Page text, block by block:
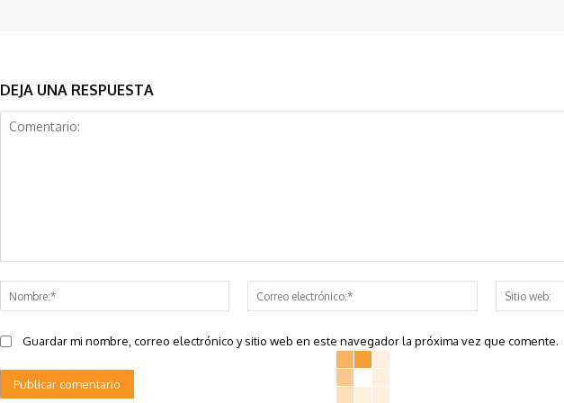
DEJA UNA RESPUESTA
Nombre:*
Correo
electrónico:*
Guardar mi nombre, correo electrónico y sitio web en este navegador la próxima vez que comente.